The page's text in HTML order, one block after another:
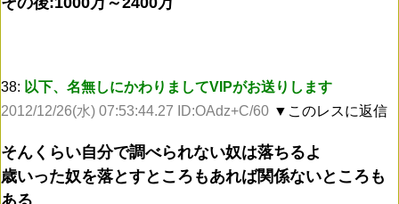
38: 以下、名無しにかわりましてVIPがお送りします
2012/12/26(水) 07:53:44.27 ID:OAdz+C/60 ▼このレスに返信
そんくらい自分で調べられない奴は落ちるよ
歳いった奴を落とすところもあれば関係ないところも
ある